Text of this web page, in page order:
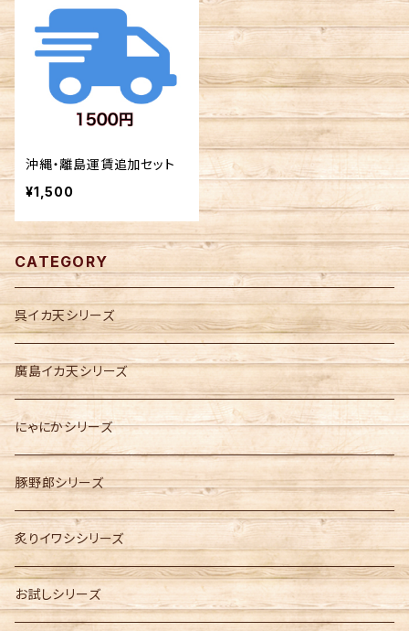
沖縄・離島運賃追加セット
¥1,500
CATEGORY
呉イカ天シリーズ
廣島イカ天シリーズ
にゃにかシリーズ
豚野郎シリーズ
炙りイワシシリーズ
お試しシリーズ